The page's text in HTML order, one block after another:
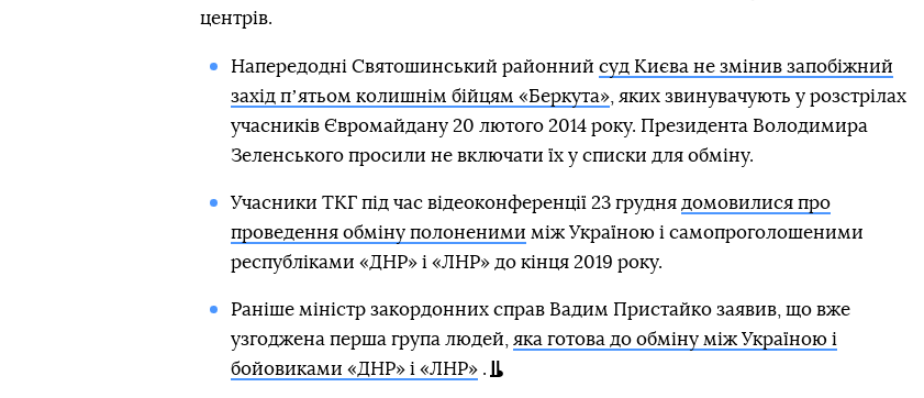
центрів.
Напередодні Святошинський районний суд Києва не змінив запобіжний
захід пʼятьом колишнім бійцям «Беркута», яких звинувачують у розстрілах
учасників Євромайдану 20 лютого 2014 року. Президента Володимира
Зеленського просили не включати їх у списки для обміну.
Учасники ТКГ під час відеоконференції 23 грудня домовилися про
проведення обміну полоненими між Україною і самопроголошеними
республіками «ДНР» і «ЛНР» до кінця 2019 року.
Раніше міністр закордонних справ Вадим Пристайко заявив, що вже
узгоджена перша група людей, яка готова до обміну між Україною і
бойовиками «ДНР» і «ЛНР».